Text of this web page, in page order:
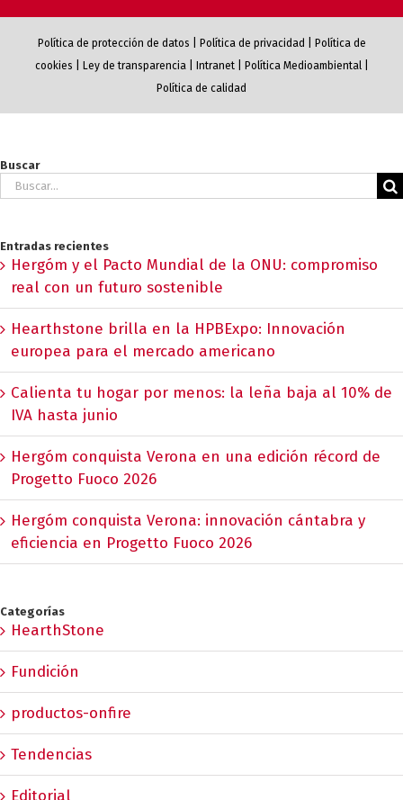
Política de protección de datos Política de privacidad
Política de
cookies
Ley de transparencia| Intranet| Política Medioambiental|
Política de calidad
Buscar
Buscar:
Entradas recientes
Hergóm y el Pacto Mundial de la ONU: compromiso
real con un futuro sostenible
Hearthstone brilla en la HPBExpo: Innovación
europea para el mercado americano
Calienta tu hogar por menos: la leña baja al 10% de
IVA hasta junio
Hergóm conquista Verona en una edición récord de
Progetto Fuoco 2026
Hergóm conquista Verona: innovación cántabra y
eficiencia en Progetto Fuoco 2026
Categorías
HearthStone
Fundición
productos-onfire
Tendencias
Editorial